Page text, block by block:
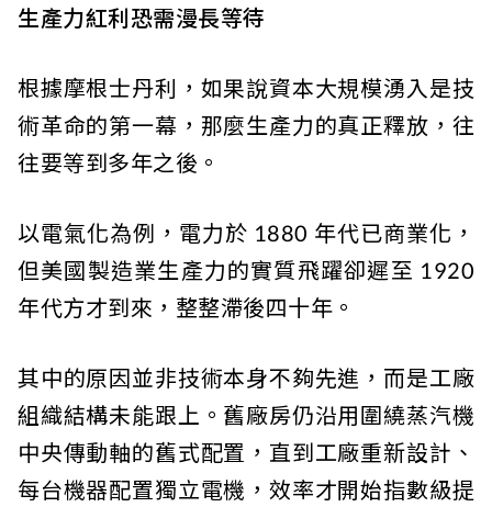
生產力紅利恐需漫長等待
根據摩根士丹利，如果說資本大規模湧入是技
術革命的第一幕，那麼生產力的真正釋放，往
往要等到多年之後。
以電氣化為例，電力於 1880 年代已商業化，
但美國製造業生產力的實質飛躍卻遲至 1920
年代方才到來，整整滯後四十年。
其中的原因並非技術本身不夠先進，而是工廠
組織結構未能跟上。舊廠房仍沿用圍繞蒸汽機
中央傳動軸的舊式配置，直到工廠重新設計、
每台機器配置獨立電機，效率才開始指數級提